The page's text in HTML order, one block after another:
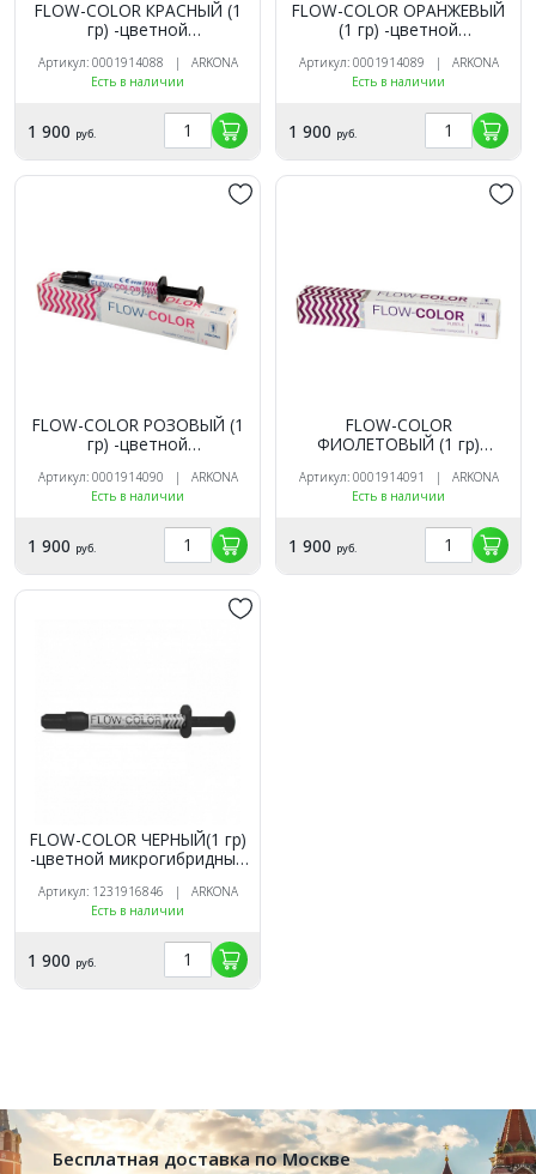
FLOW-COLOR КРАСНЫЙ (1
гр) -цветной
светоотв.композит типа
"flow", ARKONA
Артикул: 0001914088 | ARKONA
Есть в наличии
1 900 руб.
FLOW-COLOR ОРАНЖЕВЫЙ
(1 гр) -цветной
светоотв.композит типа
"flow", ARKONA
Артикул: 0001914089 | ARKONA
Есть в наличии
1 900 руб.
FLOW-COLOR РОЗОВЫЙ (1
гр) -цветной
светоотв.композит типа
"flow", ARKONA
Артикул: 0001914090 | ARKONA
Есть в наличии
1 900 руб.
FLOW-COLOR
ФИОЛЕТОВЫЙ (1 гр)
светоотв.композит типа
"flow", ARKONA
Артикул: 0001914091 | ARKONA
Есть в наличии
1 900 руб.
FLOW-COLOR ЧЕРНЫЙ(1 гр)
-цветной микрогибридный
"flow", ARKONA
Артикул: 1231916846 | ARKONA
Есть в наличии
1 900 руб.
Бесплатная доставка по Москве